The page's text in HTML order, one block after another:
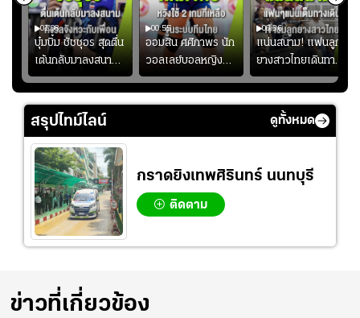
01:08
บุ๋มบิ๋ม ชัชชุอร สุดตื่น
เต้นกลับมาลงสนาม
ให้ทีมชาติ แอบกังวล
จังหวะไม่เข้ากับเพื่อน
00:55
ออมสิน ศศิภาพร นัก
วอลเลย์บอลหญิงทีม
ชาติไทย หวังใช้ 2
เกมที่เหลือ ปรับจู
00:36
แน่นสนาม! แฟนลูก
ยางสาวไทยเดินทาง
เข้ามาเชียร์สาวไทย
อย่างคึกคัก เพื่อให้
กำลังใจ ก่อนที่สาว
สรุปไทม์ไลน์ ดูทั้งหมด
กราดยิงเทพศิรินทร์ นนทบุรี
ติดตาม
ข่าวที่เกี่ยวข้อง